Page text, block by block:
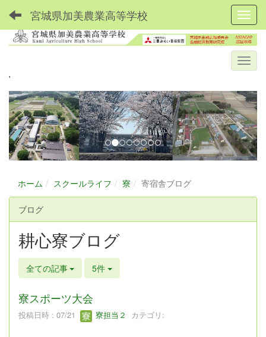
宮城県加美農業高等学校
'
p
r
e
v
i
o
u
s
n
e
x
t
ホーム スクールライフ 寮 寄宿舎ブログ
ブログ
耕心寮ブログ
全ての記事 5件
寮スポーツ大会
投稿日時 : 07/21 寮担当２ カテゴリ: